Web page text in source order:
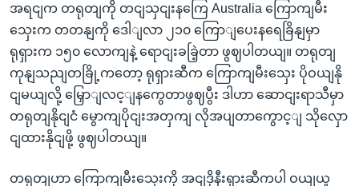
အရငျက တရုတျကို တငျသှငျးနကြေ Australia ကြောကျမီး
သှေးက တတနျကို ဒေါျလာ ၂၁၀ ကြောျပေးနရေခြိနျမှာ
ရုရှားက ၁၅၀ လောကျနဲ့ ရောငျးခခြဲ့တာ ဖွဈပါတယျ။ တရုတျ
ကုနျသညျတခြို့ကတော့ ရုရှားဆီက ကြောကျမီးသှေး ပိုဝယျနို
ငျမယျလို့ မြှောျလင့ျနကွေတာဖွဈပွီး ဒါဟာ ဆောငျးရာသီမှာ
တရုတျနိုငျငံ မွောကျပိုငျးအတှကျ လိုအပျတာကွောင့ျ သိုလှော
ငျထားနိုငျဖို့ ဖွဈပါတယျ။
တရုတျဟာ ကြောကျမီးသှေးကို အငျဒိုနီးရှားဆီကပါ ဝယျယူ